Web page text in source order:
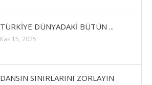
TÜRKİYE DÜNYADAKİ BÜTÜN ...
Kas 15, 2025
DANSIN SINIRLARINI ZORLAYIN